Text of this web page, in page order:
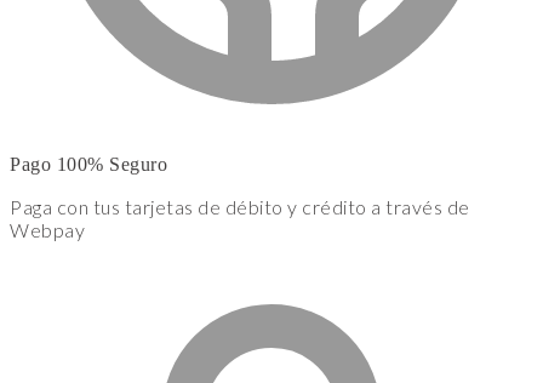
Pago 100% Seguro
Paga con tus tarjetas de débito y crédito a través de
Webpay